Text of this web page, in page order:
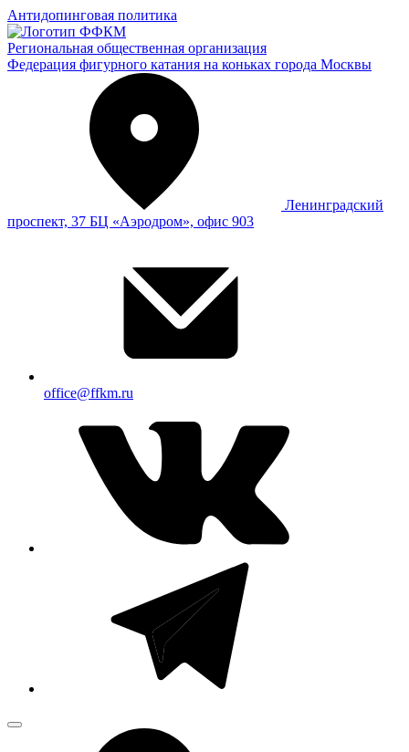
Антидопинговая политика
Региональная общественная организация
Федерация фигурного катания на коньках города Москвы
Ленинградский
проспект, 37 БЦ «Аэродром», офис 903
office@ffkm.ru